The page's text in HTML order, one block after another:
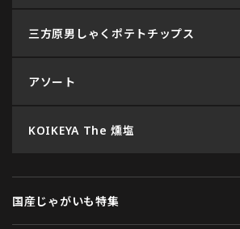
三方原男しゃくポテトチップス
アソート
KOIKEYA The 燻塩
国産じゃがいも特集